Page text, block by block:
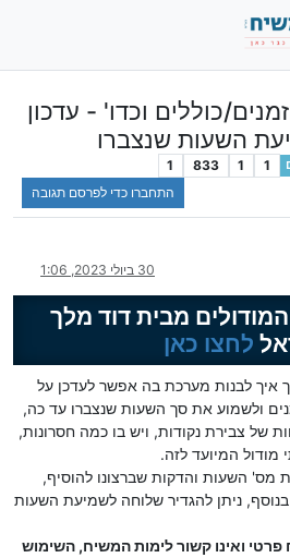
כוללים וכדו' - עדכון
השעות שנצברו
1
1
833
1
התחברו כדי לפרסם תגובה
30 ביולי 2023, 1:06
מבית דוד מלך
לחצו כאן
איך לבנות מערכת בה אפשר לעדכן על
ולשמוע את סך השעות שנצברו עד כה,
של צבירת נקודות, ויש בו כמה חסרונות,
מודול המיועד לזה.
מס' השעות והדקות שברצונו להוסיף,
ניתן להגדיר שלוחה לשמיעת השעות
פרטי ואינו קשור לימות המשיח, השימוש